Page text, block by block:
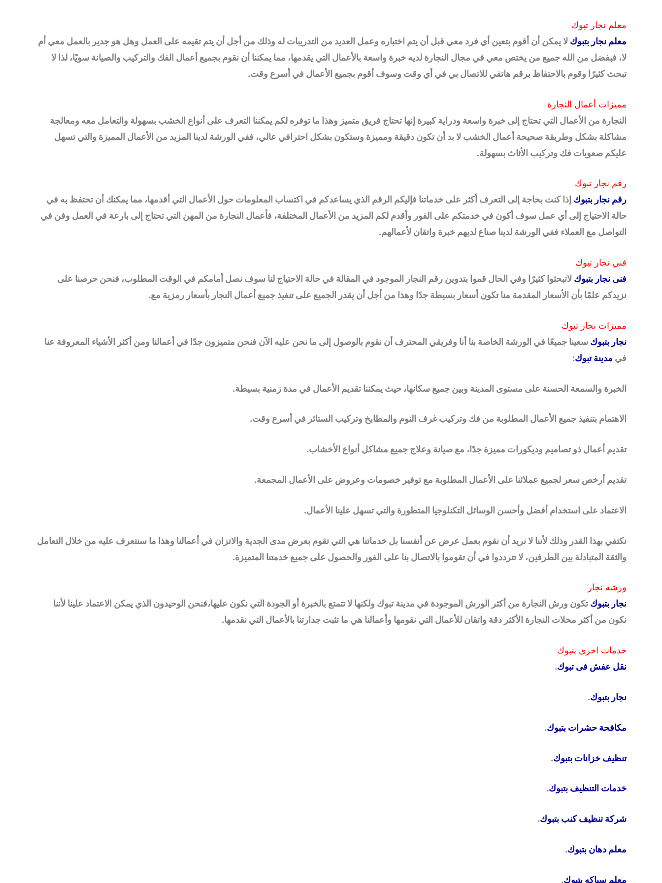
معلم نجار تبوك
معلم نجار بتبوك لا يمكن أن أقوم بتعين أي فرد معي قبل أن يتم اختباره وعمل العديد من التدريبات له وذلك من أجل أن يتم تقيمه على العمل وهل هو جدير بالعمل معي أم
لا، فبفضل من الله جميع من يختص معي في مجال النجارة لديه خبرة واسعة بالأعمال التي يقدمها، مما يمكننا أن نقوم بجميع أعمال الفك والتركيب والصيانة سويًا، لذا لا
تبحث كثيرًا وقوم بالاحتفاظ برقم هاتفي للاتصال بي في أي وقت وسوف أقوم بجميع الأعمال في أسرع وقت.
مميزات أعمال النجارة
النجارة من الأعمال التي تحتاج إلى خبرة واسعة ودراية كبيرة إنها تحتاج فريق متميز وهذا ما توفره لكم يمكننا التعرف على أنواع الخشب بسهولة والتعامل معه ومعالجة
مشاكلة بشكل وطريقة صحيحة أعمال الخشب لا بد أن تكون دقيقة ومميزة وستكون بشكل احترافي عالي، ففي الورشة لدينا المزيد من الأعمال المميزة والتي تسهل
عليكم صعوبات فك وتركيب الأثاث بسهولة.
رقم نجار تبوك
رقم نجار بتبوك إذا كنت بحاجة إلى التعرف أكثر على خدماتنا فإليكم الرقم الذي يساعدكم في اكتساب المعلومات حول الأعمال التي أقدمها، مما يمكنك أن تحتفظ به في
حالة الاحتياج إلى أي عمل سوف أكون في خدمتكم على الفور وأقدم لكم المزيد من الأعمال المختلفة، فأعمال النجارة من المهن التي تحتاج إلى بارعة في العمل وفن في
التواصل مع العملاء ففي الورشة لدينا صناع لديهم خبرة واتقان لأعمالهم.
فني نجار تبوك
فنى نجار بتبوك لاتبحثوا كثيرًا وفي الحال قموا بتدوين رقم النجار الموجود في المقالة في حالة الاحتياج لنا سوف نصل أمامكم في الوقت المطلوب، فنحن حرصنا على
نزيدكم علمًا بأن الأسعار المقدمة منا تكون أسعار بسيطة جدًا وهذا من أجل أن يقدر الجميع على تنفيذ جميع أعمال النجار بأسعار رمزية مع.
مميزات نجار تبوك
نجار بتبوك سعينا جميعًا في الورشة الخاصة بنا أنا وفريقي المحترف أن نقوم بالوصول إلى ما نحن عليه الآن فنحن متميزون جدًا في أعمالنا ومن أكثر الأشياء المعروفة عنا
في مدينة تبوك:
الخبرة والسمعة الحسنة على مستوى المدينة وبين جميع سكانها، حيث يمكننا تقديم الأعمال في مدة زمنية بسيطة.
الاهتمام بتنفيذ جميع الأعمال المطلوبة من فك وتركيب غرف النوم والمطابخ وتركيب الستائر في أسرع وقت.
تقديم أعمال ذو تصاميم وديكورات مميزة جدًا، مع صيانة وعلاج جميع مشاكل أنواع الأخشاب.
تقديم أرخص سعر لجميع عملائنا على الأعمال المطلوبة مع توفير خصومات وعروض على الأعمال المجمعة.
الاعتماد على استخدام أفضل وأحسن الوسائل التكنلوجيا المتطورة والتي تسهل علينا الأعمال.
نكتفي بهذا القدر وذلك لأننا لا نريد أن نقوم بعمل عرض عن أنفسنا بل خدماتنا هي التي تقوم بعرض مدى الجدية والاتزان في أعمالنا وهذا ما سنتعرف عليه من خلال التعامل
والثقة المتبادلة بين الطرفين، لا تترددوا في أن تقوموا بالاتصال بنا على الفور والحصول على جميع خدمتنا المتميزة.
ورشة نجار
نجار بتبوك تكون ورش النجارة من أكثر الورش الموجودة في مدينة تبوك ولكنها لا تتمتع بالخبرة أو الجودة التي نكون عليها،فنحن الوحيدون الذي يمكن الاعتماد علينا لأننا
نكون من أكثر محلات النجارة الأكثر دقة واتقان للأعمال التي نقومها وأعمالنا هي ما تثبت جدارتنا بالأعمال التي نقدمها.
خدمات اخرى بتبوك
نقل عفش فى تبوك.
نجار بتبوك.
مكافحة حشرات بتبوك.
تنظيف خزانات بتبوك.
خدمات التنظيف بتبوك.
شركة تنظيف كنب بتبوك.
معلم دهان بتبوك.
معلم سباكه بتبوك.